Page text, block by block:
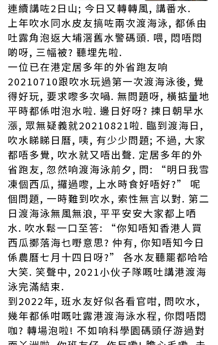
連續講咗2日山; 今日又轉轉風, 講番水.
上年吹水同水皮友搞咗兩次渡海泳, 都係由
吐露角泡返大埔滘舊水警碼頭. 喂, 悶唔悶
啲呀, 三幅被? 聽埋先啦.
一位已在港定居多年的外省跑友响
20210710跟吹水玩過第一次渡海泳後, 覺
得好玩, 要求嚟多次喎. 無問題呀, 橫掂量地
平時都係咁泡水啦. 邊日好呀? 揀日朝早水
漲, 眾無疑義就20210821啦. 臨到渡海日,
吹水睇睇日曆, 咦, 有少少問題; 不過, 大家
都唔多覺, 吹水就又唔出聲. 定居多年的外
省跑友, 忽然响渡海泳前夕, 問: “明日我雪
凍個西瓜, 攞過嚟, 上水時食好唔好?” 呢
個問題, 一時難到吹水, 索性無言以對. 第二
日渡海泳無風無浪, 平平安安大家都上哂
水. 吹水鬆一口至答: “你知唔知香港人買
西瓜擲落海乜嘢意思? 仲有, 你知唔知今日
係農曆七月十四日呀?” 各水友聽罷都哈哈
大笑. 笑聲中, 2021小伙子隊嘅吐講港渡海
泳完滿結束.
到2022年, 班水友好似各看官咁, 問吹水,
幾年都係咁嘅吐露港渡海泳水程, 你悶唔悶
咖? 轉場泡啦! 不如响科學園碼頭仔游過對